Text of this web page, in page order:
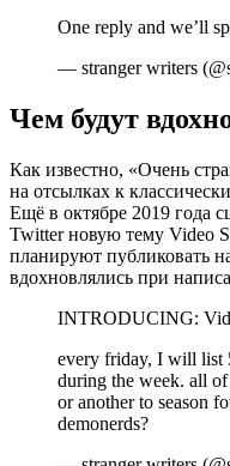
One reply and we’ll
— stranger writers
Чем будут
Как известно, «Очень
на отсылках к
Ещё в октябре 2019 года
Twitter новую тему Video
планируют публиковать
вдохновлялись при
INTRODUCING:
every friday, I will list
during the week. all
or another to season
demonerds?